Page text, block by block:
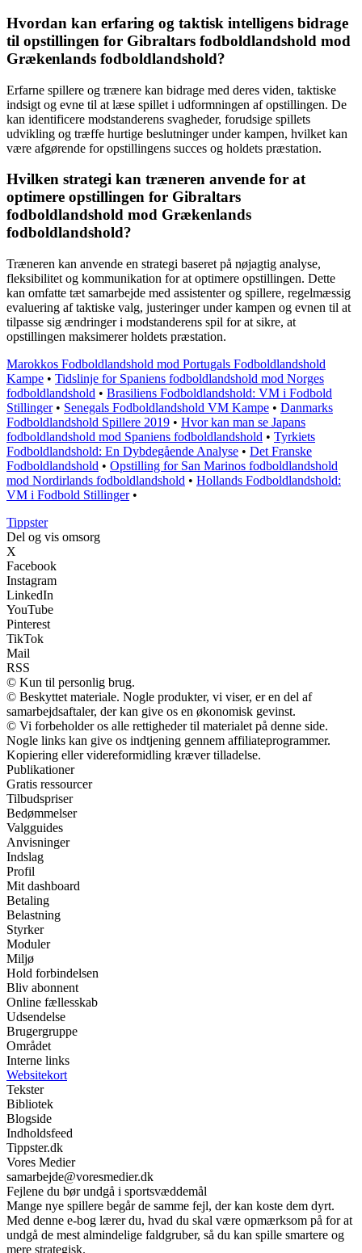
Hvordan kan erfaring og taktisk intelligens bidrage
til opstillingen for Gibraltars fodboldlandshold mod
Grækenlands fodboldlandshold?
Erfarne spillere og trænere kan bidrage med deres viden, taktiske
indsigt og evne til at læse spillet i udformningen af opstillingen. De
kan identificere modstanderens svagheder, forudsige spillets
udvikling og træffe hurtige beslutninger under kampen, hvilket kan
være afgørende for opstillingens succes og holdets præstation.
Hvilken strategi kan træneren anvende for at
optimere opstillingen for Gibraltars
fodboldlandshold mod Grækenlands
fodboldlandshold?
Træneren kan anvende en strategi baseret på nøjagtig analyse,
fleksibilitet og kommunikation for at optimere opstillingen. Dette
kan omfatte tæt samarbejde med assistenter og spillere, regelmæssig
evaluering af taktiske valg, justeringer under kampen og evnen til at
tilpasse sig ændringer i modstanderens spil for at sikre, at
opstillingen maksimerer holdets præstation.
Marokkos Fodboldlandshold mod Portugals Fodboldlandshold
Kampe • Tidslinje for Spaniens fodboldlandshold mod Norges
fodboldlandshold • Brasiliens Fodboldlandshold: VM i Fodbold
Stillinger• Senegals Fodboldlandshold VM Kampe • Danmarks
Fodboldlandshold Spillere 2019 • Hvor kan man se Japans
fodboldlandshold mod Spaniens fodboldlandshold • Tyrkiets
Fodboldlandshold: En Dybdegående Analyse • Det Franske
Fodboldlandshold • Opstilling for San Marinos fodboldlandshold
mod Nordirlands fodboldlandshold • Hollands Fodboldlandshold:
VM i Fodbold Stillinger•
Tippster
Del og vis omsorg
X
Facebook
Instagram
LinkedIn
YouTube
Pinterest
TikTok
Mail
RSS
© Kun til personlig brug.
© Beskyttet materiale. Nogle produkter, vi viser, er en del af
samarbejdsaftaler, der kan give os en økonomisk gevinst.
© Vi forbeholder os alle rettigheder til materialet på denne side.
Nogle links kan give os indtjening gennem affiliateprogrammer.
Kopiering eller videreformidling kræver tilladelse.
Publikationer
Gratis ressourcer
Tilbudspriser
Bedømmelser
Valgguides
Anvisninger
Indslag
Profil
Mit dashboard
Betaling
Belastning
Styrker
Moduler
Miljø
Hold forbindelsen
Bliv abonnent
Online fællesskab
Udsendelse
Brugergruppe
Området
Interne links
Websitekort
Tekster
Bibliotek
Blogside
Indholdsfeed
Tippster.dk
Vores Medier
samarbejde@voresmedier.dk
Fejlene du bør undgå i sportsvæddemål
Mange nye spillere begår de samme fejl, der kan koste dem dyrt.
Med denne e-bog lærer du, hvad du skal være opmærksom på for at
undgå de mest almindelige faldgruber, så du kan spille smartere og
mere strategisk.